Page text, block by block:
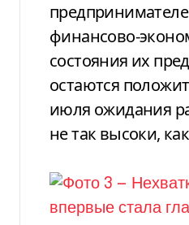
финансово-
состояния их
остаются
июля ожидания
не так высоки,